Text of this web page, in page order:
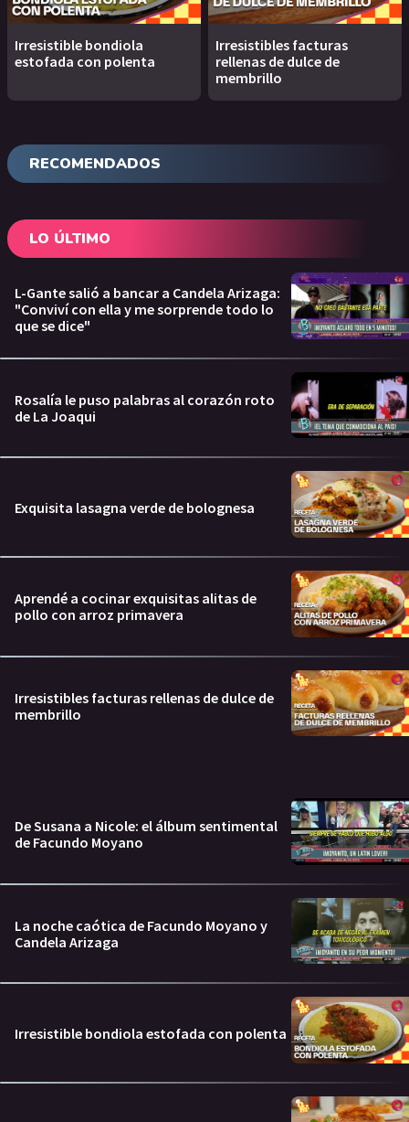
Irresistible bondiola
estofada con polenta
Irresistibles facturas
rellenas de dulce de
membrillo
RECOMENDADOS
LO ÚLTIMO
L-Gante salió a bancar a Candela Arizaga:
"Conviví con ella y me sorprende todo lo
que se dice"
Rosalía le puso palabras al corazón roto
de La Joaqui
Exquisita lasagna verde de bolognesa
Aprendé a cocinar exquisitas alitas de
pollo con arroz primavera
Irresistibles facturas rellenas de dulce de
membrillo
De Susana a Nicole: el álbum sentimental
de Facundo Moyano
La noche caótica de Facundo Moyano y
Candela Arizaga
Irresistible bondiola estofada con polenta